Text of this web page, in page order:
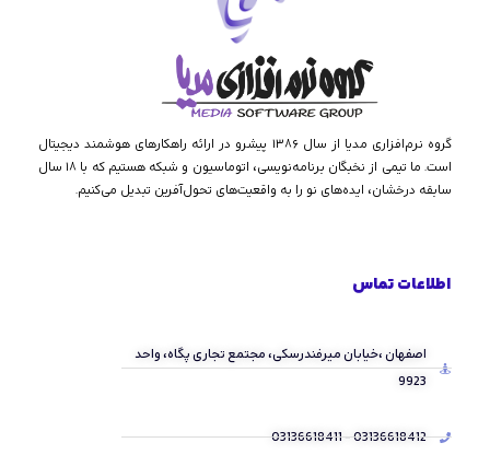
گروه نرم‌افزاری مدیا از سال ۱۳۸۶ پیشرو در ارائه راهکارهای هوشمند دیجیتال
است. ما تیمی از نخبگان برنامه‌نویسی، اتوماسیون و شبکه هستیم که با ۱۸ سال
سابقه درخشان، ایده‌های نو را به واقعیت‌های تحول‌آفرین تبدیل می‌کنیم.
اطلاعات تماس
اصفهان ،خیابان میرفندرسکی، مجتمع تجاری پگاه، واحد
9923
03136618412 - 03136618411